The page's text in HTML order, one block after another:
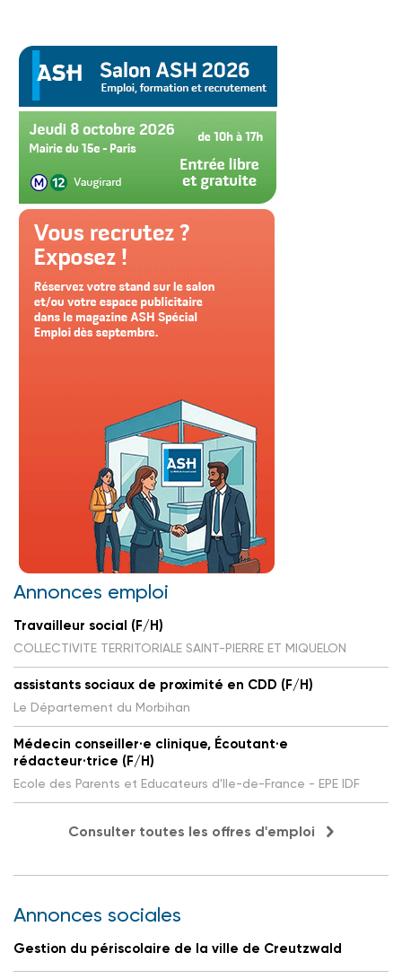
Annonces emploi
Travailleur social (F/H)
COLLECTIVITE TERRITORIALE SAINT-PIERRE ET MIQUELON
assistants sociaux de proximité en CDD (F/H)
Le Département du Morbihan
Médecin conseiller·e clinique, Écoutant·e
rédacteur·trice (F/H)
Ecole des Parents et Educateurs d'Ile-de-France - EPE IDF
Consulter toutes les offres d'emploi
Annonces sociales
Gestion du périscolaire de la ville de Creutzwald